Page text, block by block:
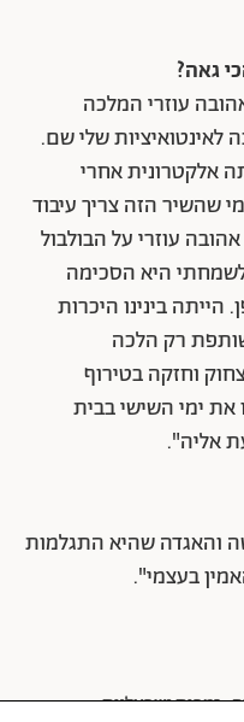
גאה?
עוזרי המלכה
לאינטואיציות שלי שם.
אלקטרונית אחרי
שהשיר הזה צריך עיבוד
עוזרי על הבולבול
היא הסכימה
בינינו היכרות
רק הלכה
וחזקה בטירוף
את ימי השישי בבית
אליה".
והאגדה שהיא התגלמות
בעצמי".
זמרות ישראליות